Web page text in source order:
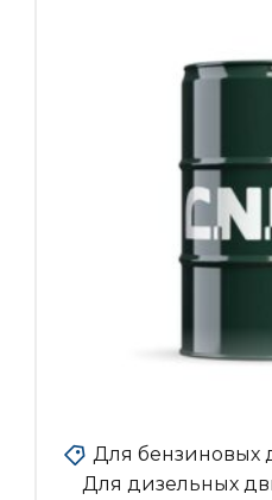
Для бензиновых
Для дизельных